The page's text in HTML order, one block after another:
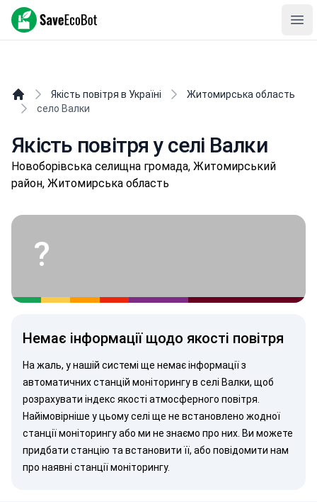
SaveEcoBot
Якість повітря в Україні
Житомирська область
село Валки
Якість повітря у селі Валки
Нoвoбopівськa селищнa громада, Житомирський
район, Житомирська область
?
Немає інформації щодо якості повітря
На жаль, у нашій системі ще немає інформації з
автоматичних станцій моніторингу в селі Валки, щоб
розрахувати індекс якості атмосферного повітря.
Найімовірніше у цьому селі ще не встановлено жодної
станції моніторингу або ми не знаємо про них. Ви можете
придбати станцію та встановити її, або повідомити нам
про наявні станції моніторингу.